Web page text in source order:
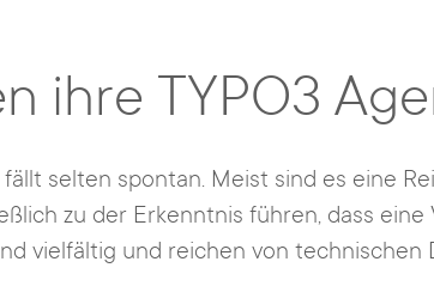
ihre TYPO3
selten spontan. Meist sind es eine
zu der Erkenntnis führen, dass
vielfältig und reichen von technischen